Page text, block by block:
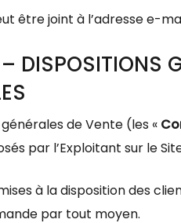
être joint à l’adresse e-
de Vente (les «
par l’Exploitant sur le
à la disposition des
par tout moyen.